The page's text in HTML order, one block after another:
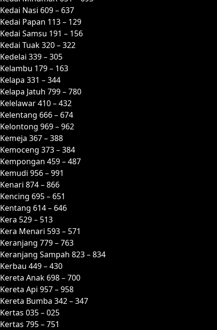
Kedai Nasi 609 – 637
Kedai Papan 113 – 129
Kedai Samsu 191 – 156
Kedai Tuak 320 – 322
Kedelai 339 – 305
Kelambu 179 – 163
Kelapa 331 – 344
Kelapa Jatuh 799 – 780
Kelelawar 410 – 432
Kelentang 666 – 674
Kelontong 969 – 962
Kemeja 367 – 388
Kemoceng 373 – 384
Kempongan 459 – 487
Kemudi 956 – 991
Kenari 874 – 866
Kencing 695 – 651
Kentang 614 – 646
Kera 529 – 513
Kera Menari 593 – 571
Keranjang 779 – 763
Keranjang Sampah 823 – 834
Kerbau 449 – 430
Kereta Anak 698 – 700
Kereta Api 957 – 958
Kereta Bumba 342 – 347
Kertas 035 – 025
Kertas 795 – 751